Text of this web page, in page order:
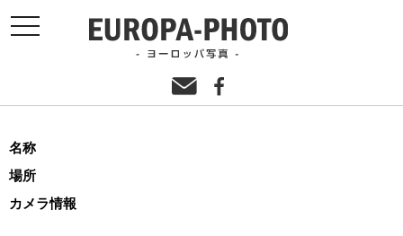
toggle
navigation
名称
場所
カメラ情報